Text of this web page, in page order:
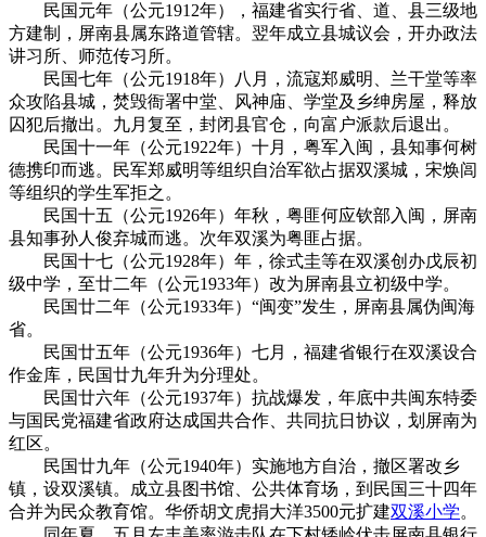
民国元年（公元1912年），福建省实行省、道、县三级地
方建制，屏南县属东路道管辖。翌年成立县城议会，开办政法
讲习所、师范传习所。
民国七年（公元1918年）八月，流寇郑威明、兰干堂等率
众攻陷县城，焚毁衙署中堂、风神庙、学堂及乡绅房屋，释放
囚犯后撤出。九月复至，封闭县官仓，向富户派款后退出。
民国十一年（公元1922年）十月，粤军入闽，县知事何树
德携印而逃。民军郑威明等组织自治军欲占据双溪城，宋焕闾
等组织的学生军拒之。
民国十五（公元1926年）年秋，粤匪何应钦部入闽，屏南
县知事孙人俊弃城而逃。次年双溪为粤匪占据。
民国十七（公元1928年）年，徐式圭等在双溪创办戊辰初
级中学，至廿二年（公元1933年）改为屏南县立初级中学。
民国廿二年（公元1933年）“闽变”发生，屏南县属伪闽海
省。
民国廿五年（公元1936年）七月，福建省银行在双溪设合
作金库，民国廿九年升为分理处。
民国廿六年（公元1937年）抗战爆发，年底中共闽东特委
与国民党福建省政府达成国共合作、共同抗日协议，划屏南为
红区。
民国廿九年（公元1940年）实施地方自治，撤区署改乡
镇，设双溪镇。成立县图书馆、公共体育场，到民国三十四年
合并为民众教育馆。华侨胡文虎捐大洋3500元扩建双溪小学。